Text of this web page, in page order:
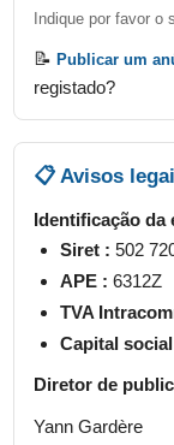
Indique por favor o
📝Publicar um
registado?
📋 Avisos
Identificação da
Siret : 502
APE : 6312Z
TVA
Capital
Diretor de
Yann Gardère